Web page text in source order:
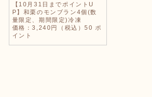
【10月31日までポイントU
P】和栗のモンブラン4個(数
量限定、期間限定)冷凍
価格：3,240円（税込）50 ポ
イント